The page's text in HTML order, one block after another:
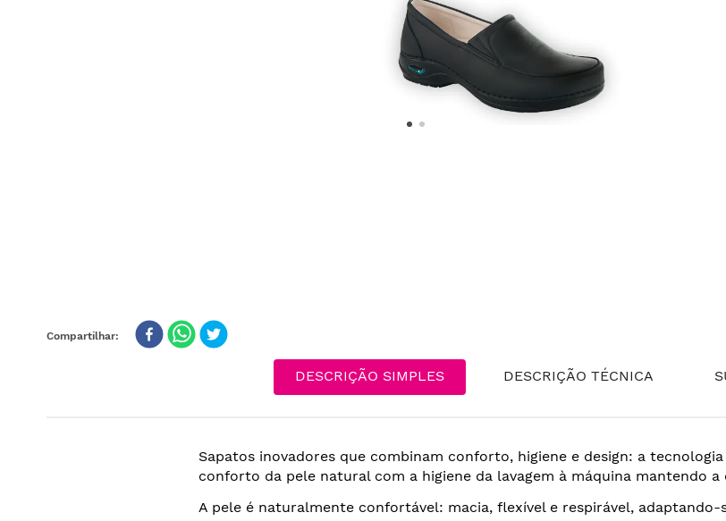
DESCRIÇÃO SIMPLES DESCRIÇÃO TÉCNICA
Sapatos inovadores que combinam conforto, higiene e design: a
conforto da pele natural com a higiene da lavagem à máquina mantendo
A pele é naturalmente confortável: macia, flexível e respirável, adaptando-